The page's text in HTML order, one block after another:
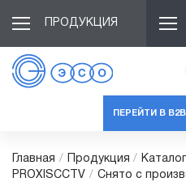
ПРОДУКЦИЯ
ПЕРЕЙТИ В
Главная / Продукция / Каталог
PROXISCCTV / Снято с